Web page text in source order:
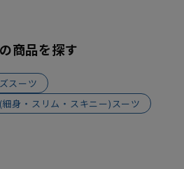
商品を探す
スーツ
身・スリム・スキニー)スーツ